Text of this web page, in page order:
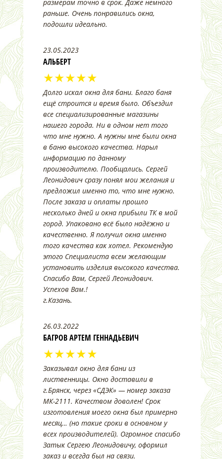
размерам точно в срок. Даже немного
раньше. Очень понравились окна,
подошли идеально.
23.05.2023
АЛЬБЕРТ
★★★★★
Долго искал окна для бани. Благо баня
ещё строится и время было. Объездил
все специализированные магазины
нашего города. Ни в одном нет того
что мне нужно. А нужны мне были окна
в баню высокого качества. Нарыл
информацию по данному
производителю. Пообщались. Сергей
Леонидович сразу понял мои желания и
предложил именно то, что мне нужно.
После заказа и оплаты прошло
несколько дней и окна прибыли ТК в мой
город. Упаковано всё было надёжно и
качественно. Я получил окна именно
того качества как хотел. Рекомендую
этого Специалиста всем желающим
установить изделия высокого качества.
Спасибо Вам, Сергей Леонидович.
Успехов Вам.!
г.Казань.
26.03.2022
БАГРОВ АРТЕМ ГЕННАДЬЕВИЧ
★★★★★
Заказывал окно для бани из
лиственницы. Окно доставили в
г.Брянск, через «СДЭК» — номер заказа
МК-2111. Качеством доволен! Срок
изготовления моего окна был примерно
месяц… (но такие сроки в основном у
всех производителей). Огромное спасибо
Затык Сергею Леонидовичу, оформил
заказ и всегда был на связи.